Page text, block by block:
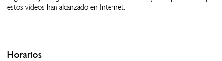
estos vídeos han alcanzado en Internet.
Horarios